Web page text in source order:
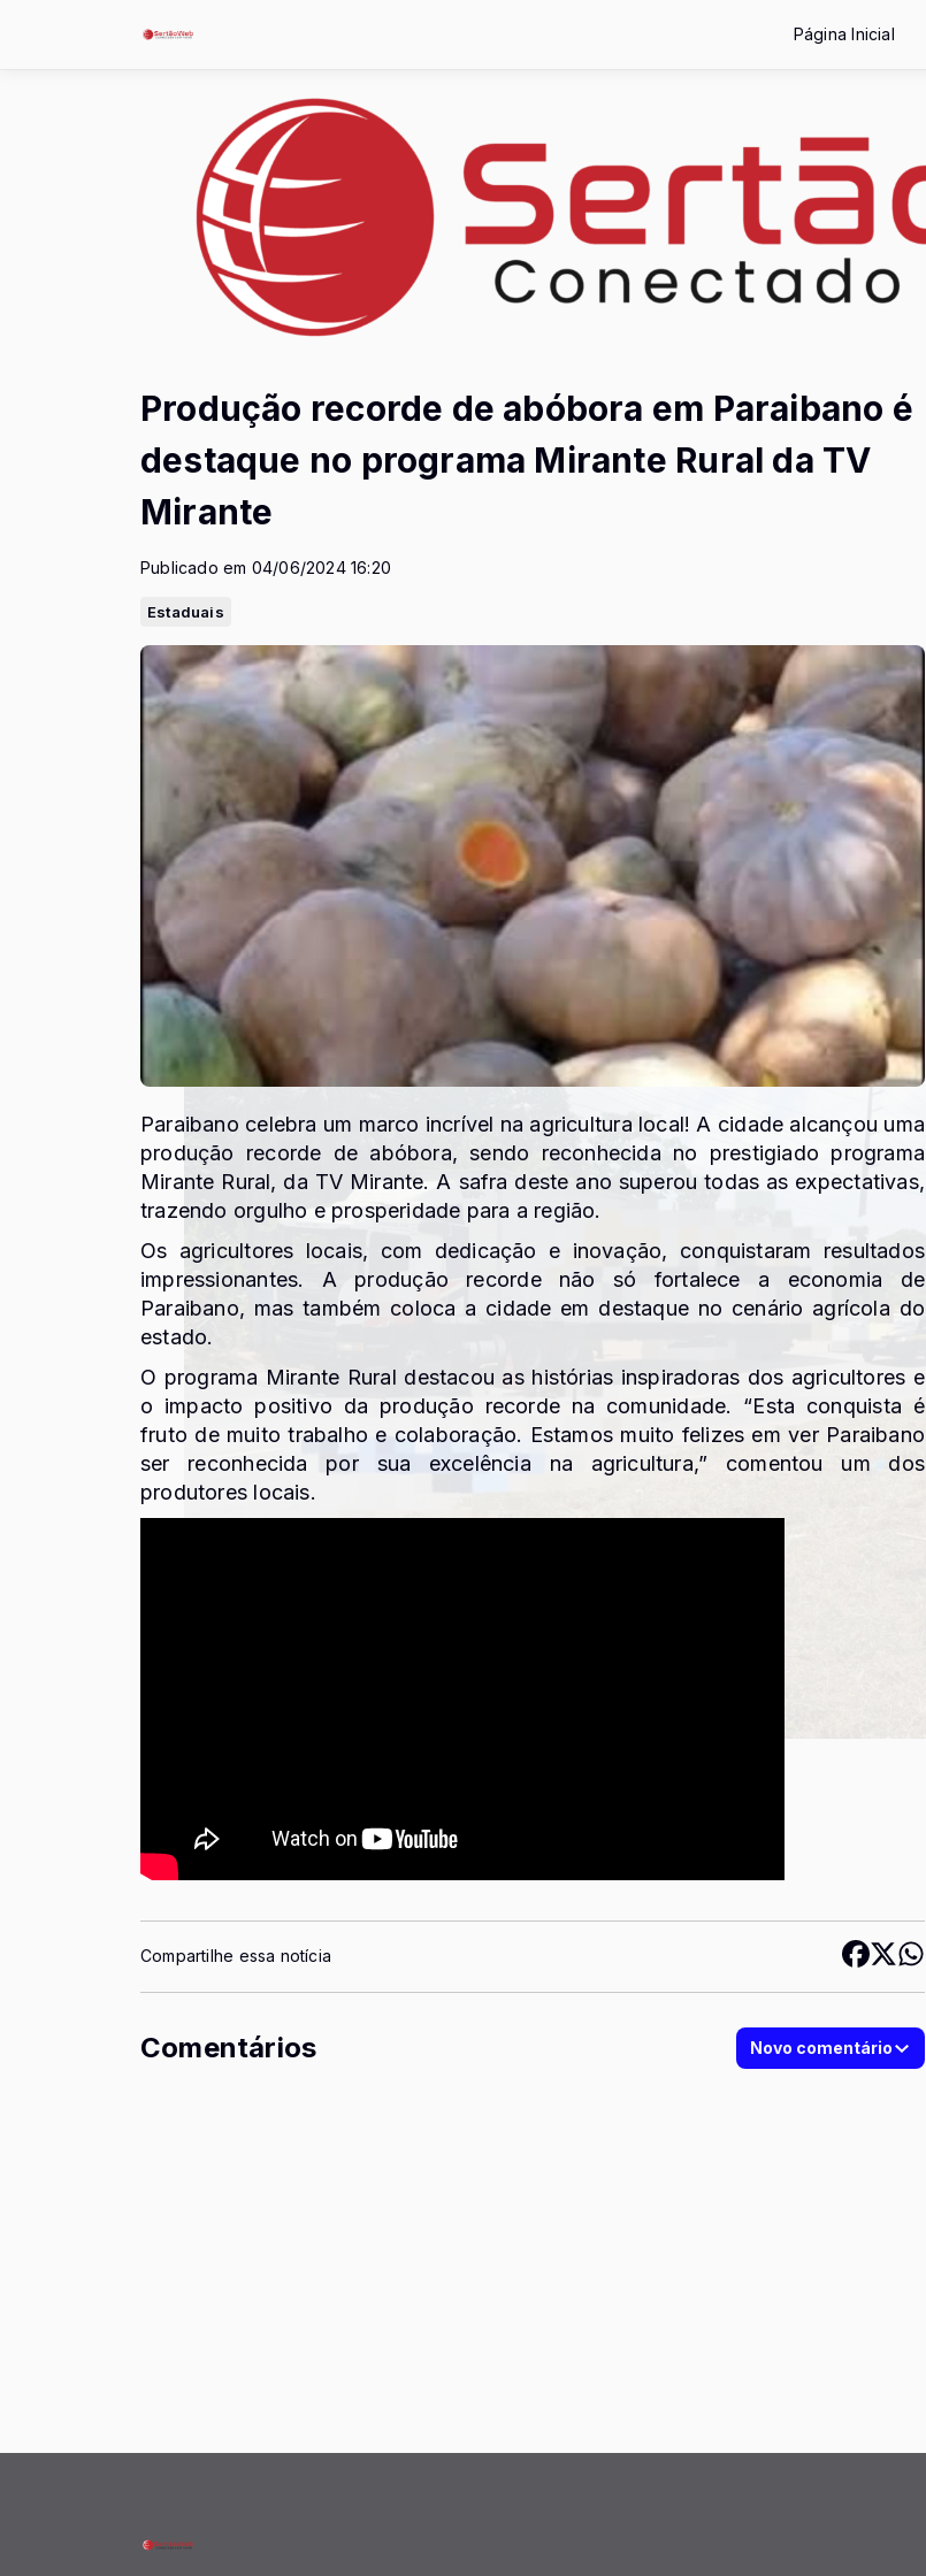
Página Inicial
Produção recorde de abóbora em Paraibano é
destaque no programa Mirante Rural da TV
Mirante
Publicado em 04/06/2024 16:20
Estaduais
Paraibano celebra um marco incrível na agricultura local! A cidade alcançou uma
produção recorde de abóbora, sendo reconhecida no prestigiado programa
Mirante Rural, da TV Mirante. A safra deste ano superou todas as expectativas,
trazendo orgulho e prosperidade para a região.
Os agricultores locais, com dedicação e inovação, conquistaram resultados
impressionantes. A produção recorde não só fortalece a economia de
Paraibano, mas também coloca a cidade em destaque no cenário agrícola do
estado.
O programa Mirante Rural destacou as histórias inspiradoras dos agricultores e
o impacto positivo da produção recorde na comunidade. “Esta conquista é
fruto de muito trabalho e colaboração. Estamos muito felizes em ver Paraibano
ser reconhecida por sua excelência na agricultura,” comentou um dos
produtores locais.
Compartilhe essa notícia
Comentários Novo comentário